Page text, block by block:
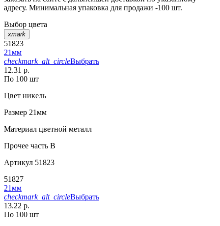
адресу. Минимальная упаковка для продажи -100 шт.
Выбор цвета
xmark
51823
21мм
checkmark_alt_circleВыбрать
12.31 р.
По 100 шт
Цвет никель
Размер 21мм
Материал цветной металл
Прочее часть В
Артикул 51823
51827
21мм
checkmark_alt_circleВыбрать
13.22 р.
По 100 шт